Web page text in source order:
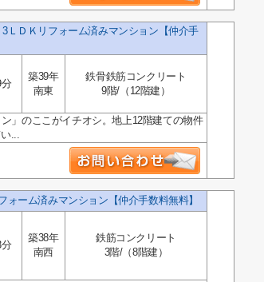
ＤＫリフォーム済みマンション【仲介手
築39年
南東
鉄骨鉄筋コンクリート
9階/（12階建）
」のここがイチオシ。地上12階建ての物件
...
ーム済みマンション【仲介手数料無料】
築38年
南西
鉄筋コンクリート
3階/（8階建）